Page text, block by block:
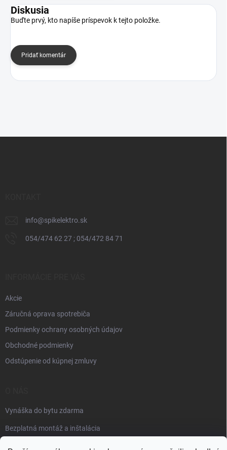
Diskusia
Buďte prvý, kto napíše príspevok k tejto položke.
Pridať komentár
info@spikelektro.sk
054/474 62 27 ; 054/472 84 71
Akcie
Záručná oprava spotrebiča
Podmienky ochrany osobných údajov
Obchodné podmienky
Odstúpenie od kúpnej zmluvy
Vynáška do bytu zdarma
Bezplatná montáž a inštalácia